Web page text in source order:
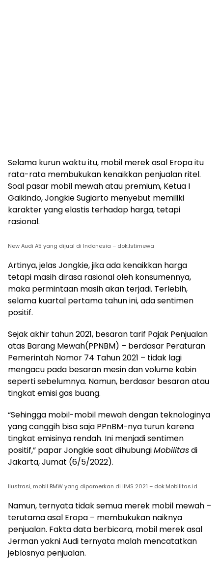
Selama kurun waktu itu, mobil merek asal Eropa itu
rata-rata membukukan kenaikkan penjualan ritel.
Soal pasar mobil mewah atau premium, Ketua I
Gaikindo, Jongkie Sugiarto menyebut memiliki
karakter yang elastis terhadap harga, tetapi
rasional.
New Audi A5 yang dijual di Indonesia – dok.Istimewa
Artinya, jelas Jongkie, jika ada kenaikkan harga
tetapi masih dirasa rasional oleh konsumennya,
maka permintaan masih akan terjadi. Terlebih,
selama kuartal pertama tahun ini, ada sentimen
positif.
Sejak akhir tahun 2021, besaran tarif Pajak Penjualan
atas Barang Mewah(PPNBM) – berdasar Peraturan
Pemerintah Nomor 74 Tahun 2021 – tidak lagi
mengacu pada besaran mesin dan volume kabin
seperti sebelumnya. Namun, berdasar besaran atau
tingkat emisi gas buang.
“Sehingga mobil-mobil mewah dengan teknologinya
yang canggih bisa saja PPnBM-nya turun karena
tingkat emisinya rendah. Ini menjadi sentimen
positif,” papar Jongkie saat dihubungiMobilitasdi
Jakarta, Jumat (6/5/2022).
Ilustrasi, mobil BMW yang dipamerkan di IIMS 2021 – dok.Mobilitas.id
Namun, ternyata tidak semua merek mobil mewah –
terutama asal Eropa – membukukan naiknya
penjualan. Fakta data berbicara, mobil merek asal
Jerman yakni Audi ternyata malah mencatatkan
jeblosnya penjualan.